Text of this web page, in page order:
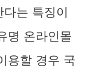
는 특징이
명 온라인몰
용할 경우 국